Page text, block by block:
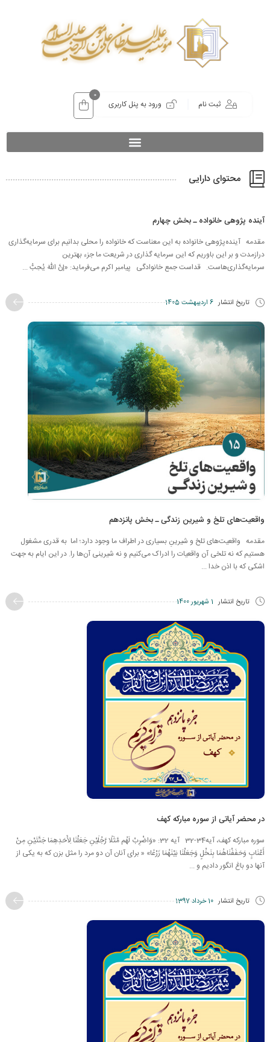
ثبت نام ورود به پنل کاربری
0
محتوای دارایی
آینده پژوهی خانواده ـ بخش چهارم
مقدمه آینده‌پژوهی خانواده به این معناست که خانواده را محلی بدانیم برای سرمایه‌گذاری
درازمدت و بر این باوریم که این سرمایه گذاری در شریعت ما جزء بهترین
سرمایه‌گذاری‌هاست. قداست جمع خانوادگی پیامبر اکرم می‌فرماید: «إنَّ اللّهَ يُحِبُّ ...
تاریخ انتشار 6 اردیبهشت 1405
واقعیت‌های تلخ و شیرین زندگی ـ بخش پانزدهم
مقدمه واقعیت‌های تلخ و شیرینِ بسیاری در اطراف ما وجود دارد؛ اما به قدری مشغول
هستیم که نه تلخی آن واقعیات را ادراک می‌کنیم و نه شیرینی آن‌ها را. در این ایام به جهت
اشکی که با اذن خدا ...
تاریخ انتشار 1 شهریور 1400
در محضر آیاتی از سوره مبارکه کهف
سوره مبارکه کهف، آیه34-32 آیه 32: «وَاضْرِبْ لَهُم مَّثَلًا رَّجُلَيْنِ جَعَلْنَا لِأَحَدِهِمَا جَنَّتَيْنِ مِنْ
أَعْنَابٍ وَحَفَفْنَاهُمَا بِنَخْلٍ وَجَعَلْنَا بَيْنَهُمَا زَرْعًا» « براى آنان آن دو مرد را مثل بزن كه به يكى از
آنها دو باغ انگور داديم و ...
تاریخ انتشار 10 خرداد 1397